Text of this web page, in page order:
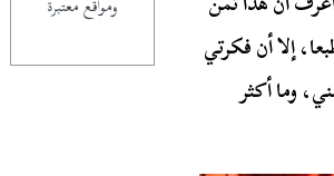
إلا أن فكرتي
وما أكثر